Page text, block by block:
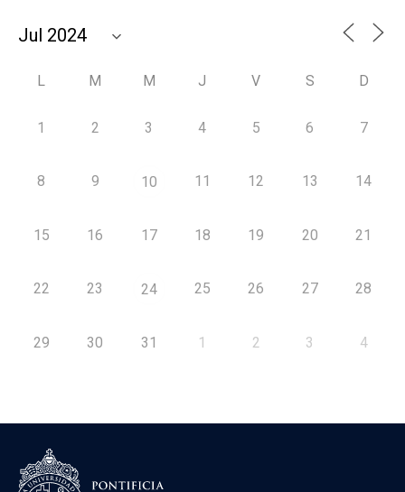
L M M J V S D
1 2 3 4 5 6 7
8 9 10 11 12 13 14
15 16 17 18 19 20 21
22 23 24 25 26 27 28
29 30 31 1 2 3 4